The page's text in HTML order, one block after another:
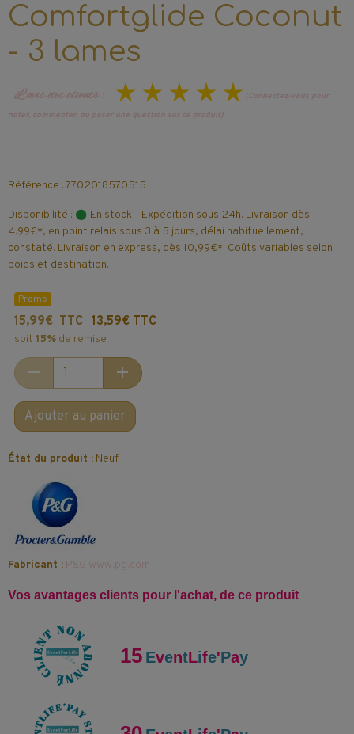
Comfortglide Coconut
- 3 lames
L’avis des clients :
(Connectez-vous pour
noter, commenter, ou poser une question sur ce produit)
Référence : 7702018570515
Disponibilité :
En stock - Expédition sous 24h. Livraison dès
4.99€*, en point relais sous 3 à 5 jours, délai habituellement,
constaté. Livraison en express, dès 10,99€*. Coûts variables selon
poids et destination.
Promo
15,99€ TTC 13,59€ TTC
soit 15% de remise
Ajouter au panier
État du produit : Neuf
Fabricant : P&G www.pg.com
Vos avantages clients pour l'achat, de ce produit
15 EventLife'Pay